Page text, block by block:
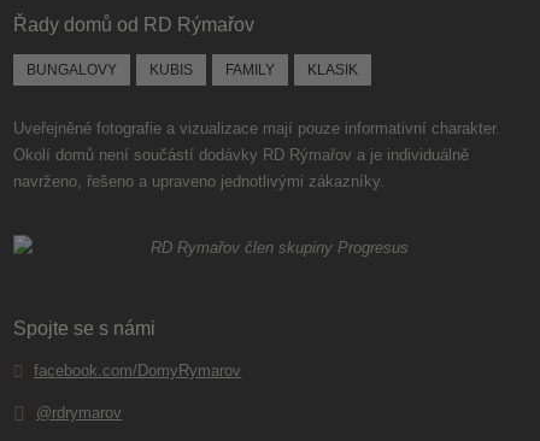
odeslat.
Řady domů od RD Rýmařov
BUNGALOVY KUBIS FAMILY KLASIK
Uveřejněné fotografie a vizualizace mají pouze informativní charakter.
Okolí domů není součástí dodávky RD Rýmařov a je individuálně
navrženo, řešeno a upraveno jednotlivými zákazníky.
Spojte se s námi
facebook.com/DomyRymarov
@rdrymarov